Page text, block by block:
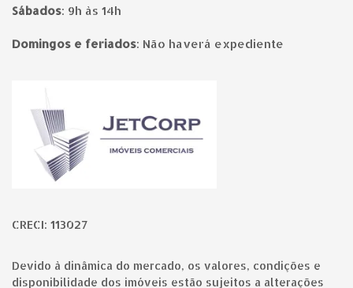
Sábados: 9h às 14h
Domingos e feriados: Não haverá expediente
CRECI: 113027
Devido à dinâmica do mercado, os valores, condições e
disponibilidade dos imóveis estão sujeitos a alterações